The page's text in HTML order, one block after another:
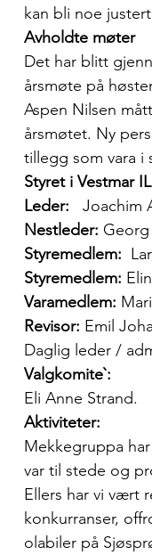
kan bli noe
Avholdte møter
Det har blitt
årsmøte på
Aspen Nilsen
årsmøtet. Ny
tillegg som vara i
Styret i Vestmar
Leder: Joachim
Nestleder:
Styremedlem:
Styremedlem:
Varamedlem:
Revisor: Emil
Daglig leder /
Valgkomite`:
Eli Anne
Aktiviteter:
Mekkegruppa
var til stede og
Ellers har vi vært
konkurranser,
olabiler på